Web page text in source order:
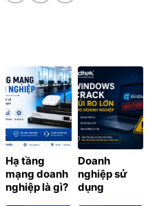
Hạ tầng
mạng doanh
nghiệp là gì?
Doanh
nghiệp sử
dụng